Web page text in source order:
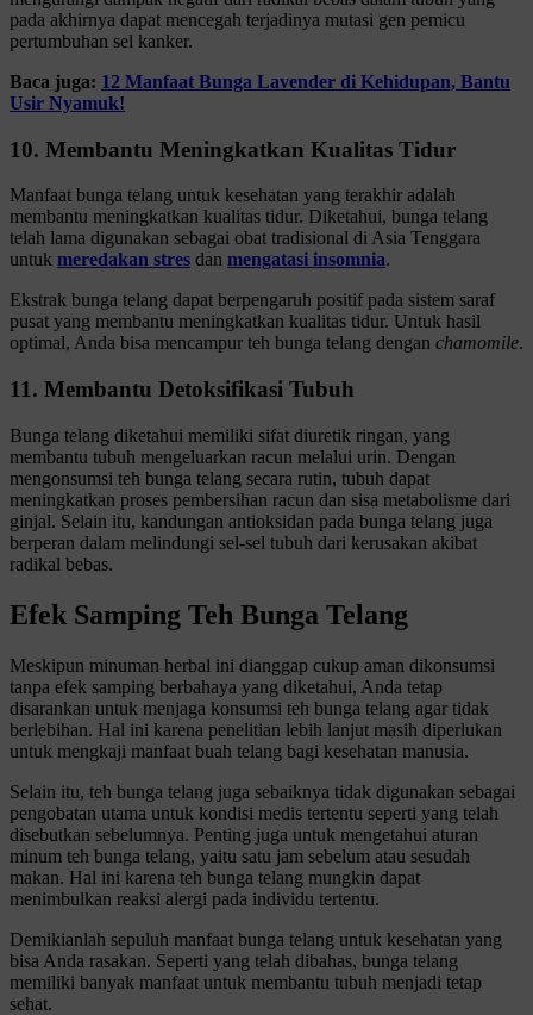
pada akhirnya dapat mencegah terjadinya mutasi gen pemicu
pertumbuhan sel kanker.
Baca juga: 12 Manfaat Bunga Lavender di Kehidupan, Bantu
Usir Nyamuk!
10. Membantu Meningkatkan Kualitas Tidur
Manfaat bunga telang untuk kesehatan yang terakhir adalah
membantu meningkatkan kualitas tidur. Diketahui, bunga telang
telah lama digunakan sebagai obat tradisional di Asia Tenggara
untuk meredakan stres dan mengatasi insomnia.
Ekstrak bunga telang dapat berpengaruh positif pada sistem saraf
pusat yang membantu meningkatkan kualitas tidur. Untuk hasil
optimal, Anda bisa mencampur teh bunga telang dengan chamomile.
11. Membantu Detoksifikasi Tubuh
Bunga telang diketahui memiliki sifat diuretik ringan, yang
membantu tubuh mengeluarkan racun melalui urin. Dengan
mengonsumsi teh bunga telang secara rutin, tubuh dapat
meningkatkan proses pembersihan racun dan sisa metabolisme dari
ginjal. Selain itu, kandungan antioksidan pada bunga telang juga
berperan dalam melindungi sel-sel tubuh dari kerusakan akibat
radikal bebas.
Efek Samping Teh Bunga Telang
Meskipun minuman herbal ini dianggap cukup aman dikonsumsi
tanpa efek samping berbahaya yang diketahui, Anda tetap
disarankan untuk menjaga konsumsi teh bunga telang agar tidak
berlebihan. Hal ini karena penelitian lebih lanjut masih diperlukan
untuk mengkaji manfaat buah telang bagi kesehatan manusia.
Selain itu, teh bunga telang juga sebaiknya tidak digunakan sebagai
pengobatan utama untuk kondisi medis tertentu seperti yang telah
disebutkan sebelumnya. Penting juga untuk mengetahui aturan
minum teh bunga telang, yaitu satu jam sebelum atau sesudah
makan. Hal ini karena teh bunga telang mungkin dapat
menimbulkan reaksi alergi pada individu tertentu.
Demikianlah sepuluh manfaat bunga telang untuk kesehatan yang
bisa Anda rasakan. Seperti yang telah dibahas, bunga telang
memiliki banyak manfaat untuk membantu tubuh menjadi tetap
sehat.